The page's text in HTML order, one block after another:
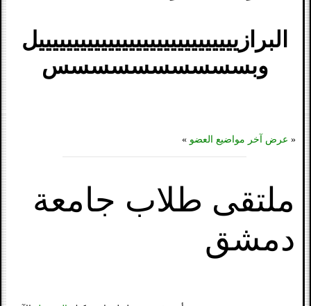
البرازيييييييييييييييييييييييييييييل
وبسسسسسسسسسس
« عرض آخر مواضيع العضو »
ملتقى طلاب جامعة
دمشق